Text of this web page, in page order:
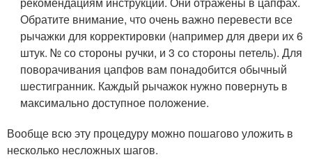
Обратите внимание, что очень важно перевести все
рычажки для корректировки (например для двери их 6
штук. № со стороны ручки, и 3 со стороны петель). Для
поворачивания цапфов вам понадобится обычный
шестигранник. Каждый рычажок нужно повернуть в
максимально доступное положение.
Вообще всю эту процедуру можно пошагово уложить в
несколько несложных шагов.